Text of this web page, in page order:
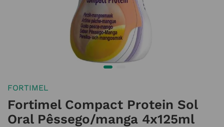
FORTIMEL
Fortimel Compact Protein Sol
Oral Pêssego/manga 4x125ml